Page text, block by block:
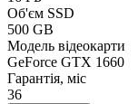
Об'єм SSD
500 GB
Модель відеокарти
GeForce GTX 1660
Гарантія, міс
36